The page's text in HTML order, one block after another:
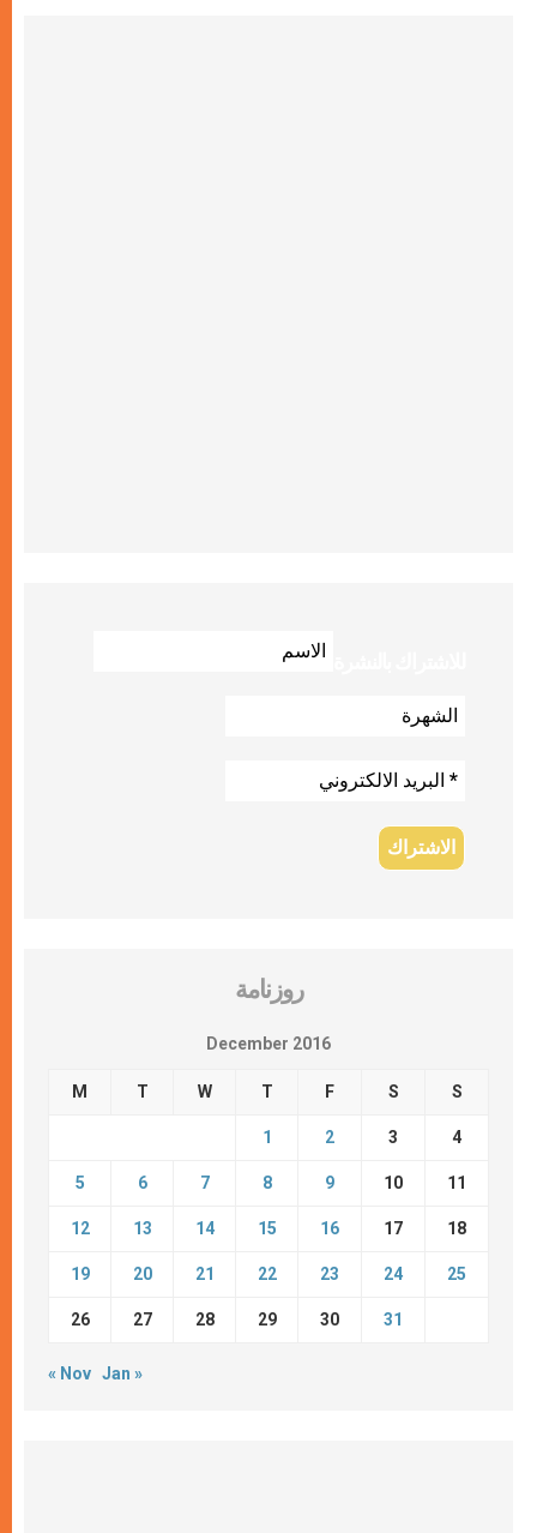
روزنامة
December 2016
M T W T F S S
1 2 3 4
5 6 7 8 9 10 11
12 13 14 15 16 17 18
19 20 21 22 23 24 25
26 27 28 29 30 31
« Nov Jan »